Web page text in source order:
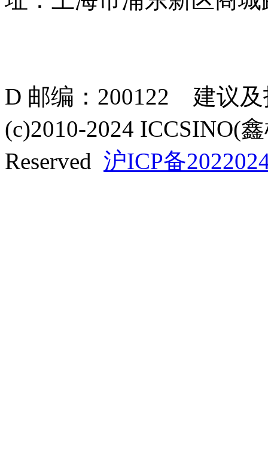
D 邮编：200122 建议
(c)2010-2024 ICCSINO(
Reserved 沪ICP备